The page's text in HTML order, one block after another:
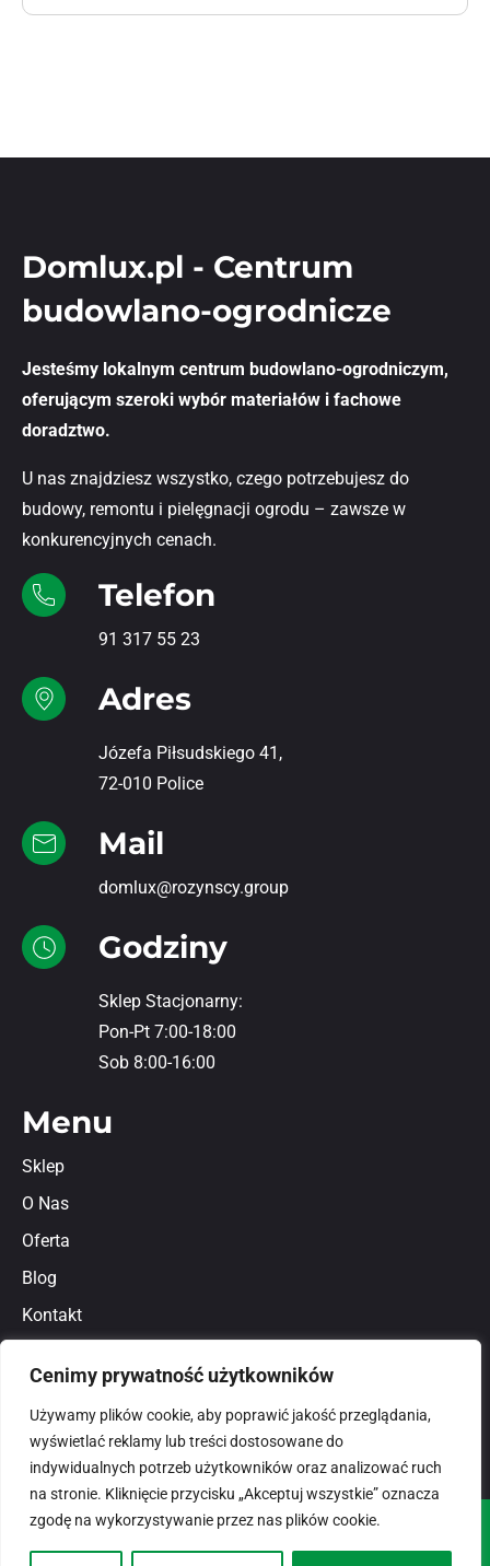
Cenimy prywatność użytkowników
Używamy plików cookie, aby poprawić jakość przeglądania,
wyświetlać reklamy lub treści dostosowane do
indywidualnych potrzeb użytkowników oraz analizować ruch
na stronie. Kliknięcie przycisku „Akceptuj wszystkie” oznacza
zgodę na wykorzystywanie przez nas plików cookie.
Domlux.pl - Centrum
budowlano-ogrodnicze
Jesteśmy lokalnym centrum budowlano-ogrodniczym,
oferującym szeroki wybór materiałów i fachowe
doradztwo.
U nas znajdziesz wszystko, czego potrzebujesz do
budowy, remontu i pielęgnacji ogrodu – zawsze w
konkurencyjnych cenach.
Telefon
91 317 55 23
Adres
Józefa Piłsudskiego 41,
72-010 Police
Mail
domlux@rozynscy.group
Godziny
Sklep Stacjonarny:
Pon-Pt 7:00-18:00
Sob 8:00-16:00
Menu
Sklep
O Nas
Oferta
Blog
Kontakt
Polityka prywatności
© 2026domlux.plZaprojektowany przez: